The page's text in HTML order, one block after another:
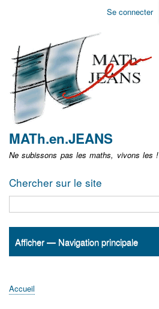
Aller
non
identifié
Se connecter
MATh.en.JEANS
Ne subissons pas les maths, vivons les !
Chercher sur le site
Navigation
Afficher — Navigation principale
Accueil
ActualitésMATh.en.JEANS ?
Régions et Ateliers
Créer, gérer un atelier
Sujets/Publications
Congrès
Accueil